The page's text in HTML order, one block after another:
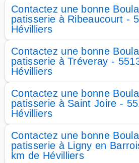
Contactez une bonne
patisserie à Ribeaucourt -
Hévilliers
Contactez une bonne
patisserie à Tréveray -
Hévilliers
Contactez une bonne
patisserie à Saint Joire -
Hévilliers
Contactez une bonne
patisserie à Ligny en
km de Hévilliers